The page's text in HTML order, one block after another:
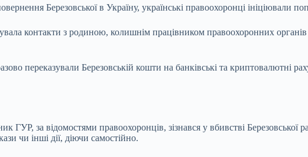
Березовської в Україну, українські правоохоронці ініціювали
контакти з родиною, колишнім працівником правоохоронних
переказували Березовській кошти на банківські та криптовалютні
ГУР, за відомостями правоохоронців, зізнався у вбивстві
чи інші дії, діючи самостійно.